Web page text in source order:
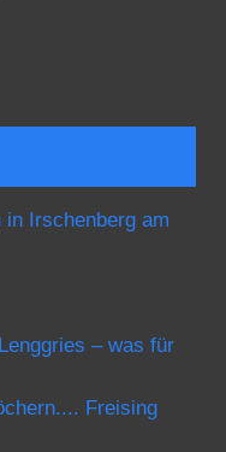
Irschenberg am
– was für
Freising